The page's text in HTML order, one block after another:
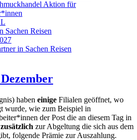
Aktion für
Sachen Reisen
in Sachen Reisen
haben einige Filialen geöffnet, wo
wurde, wie zum Beispiel in
der Post die an diesem Tag in
zusätzlich zur Abgeltung die sich aus dem
folgende Prämie zur Auszahlung.